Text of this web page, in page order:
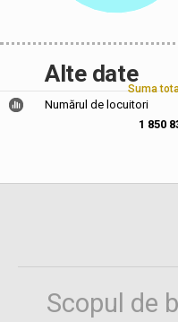
Alte date
Suma
Numărul de locuitori
1 850
Scopul de